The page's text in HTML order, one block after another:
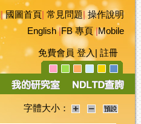
|國圖首頁 常見問題|操作說明
English|FB 專頁|Mobile
免費會員 登入 註冊
字體大小：